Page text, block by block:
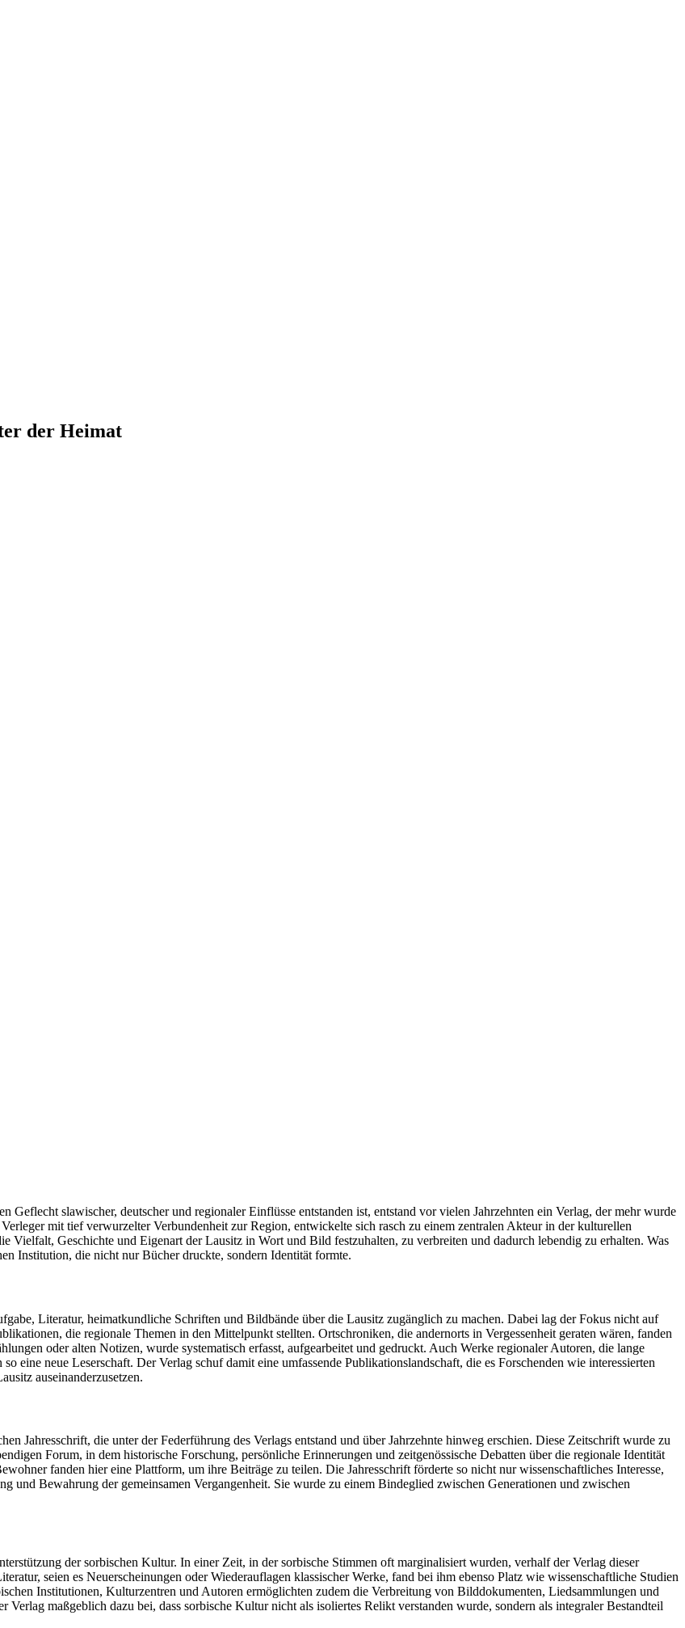
der Heimat
slawischer, deutscher und regionaler Einflüsse entstanden ist, entstand vor vielen Jahrzehnten ein Verlag, der mehr wurde
mit tief verwurzelter Verbundenheit zur Region, entwickelte sich rasch zu einem zentralen Akteur in der kulturellen
Vielfalt, Geschichte und Eigenart der Lausitz in Wort und Bild festzuhalten, zu verbreiten und dadurch lebendig zu erhalten. Was
Institution, die nicht nur Bücher druckte, sondern Identität formte.
Literatur, heimatkundliche Schriften und Bildbände über die Lausitz zugänglich zu machen. Dabei lag der Fokus nicht auf
die regionale Themen in den Mittelpunkt stellten. Ortschroniken, die andernorts in Vergessenheit geraten wären, fanden
oder alten Notizen, wurde systematisch erfasst, aufgearbeitet und gedruckt. Auch Werke regionaler Autoren, die lange
eine neue Leserschaft. Der Verlag schuf damit eine umfassende Publikationslandschaft, die es Forschenden wie interessierten
auseinanderzusetzen.
Jahresschrift, die unter der Federführung des Verlags entstand und über Jahrzehnte hinweg erschien. Diese Zeitschrift wurde zu
Forum, in dem historische Forschung, persönliche Erinnerungen und zeitgenössische Debatten über die regionale Identität
fanden hier eine Plattform, um ihre Beiträge zu teilen. Die Jahresschrift förderte so nicht nur wissenschaftliches Interesse,
und Bewahrung der gemeinsamen Vergangenheit. Sie wurde zu einem Bindeglied zwischen Generationen und zwischen
der sorbischen Kultur. In einer Zeit, in der sorbische Stimmen oft marginalisiert wurden, verhalf der Verlag dieser
seien es Neuerscheinungen oder Wiederauflagen klassischer Werke, fand bei ihm ebenso Platz wie wissenschaftliche Studien
Institutionen, Kulturzentren und Autoren ermöglichten zudem die Verbreitung von Bilddokumenten, Liedsammlungen und
maßgeblich dazu bei, dass sorbische Kultur nicht als isoliertes Relikt verstanden wurde, sondern als integraler Bestandteil